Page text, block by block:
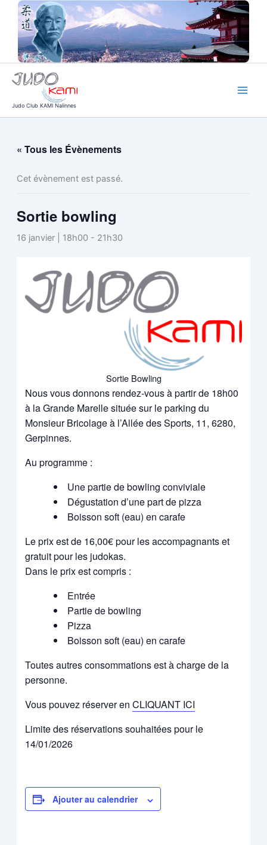
contenu
Judo Club KAMI Nalinnes
« Tous les Évènements
Cet évènement est passé.
Sortie bowling
16 janvier | 18h00 - 21h30
Sortie Bowling
Nous vous donnons rendez-vous à partir de 18h00
à la Grande Marelle située sur le parking du
Monsieur Bricolage à l’Allée des Sports, 11, 6280,
Gerpinnes.
Au programme :
Une partie de bowling conviviale
Dégustation d’une part de pizza
Boisson soft (eau) en carafe
Le prix est de 16,00€ pour les accompagnants et
gratuit pour les judokas.
Dans le prix est compris :
Entrée
Partie de bowling
Pizza
Boisson soft (eau) en carafe
Toutes autres consommations est à charge de la
personne.
Vous pouvez réserver enCLIQUANT ICI
Limite des réservations souhaitées pour le
14/01/2026
Ajouter au calendrier